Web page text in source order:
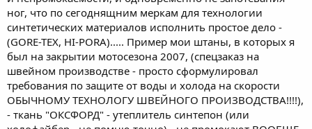
ног, что по сегоднящним меркам для технологии
синтетических материалов исполнить простое дело -
(GORE-TEX, HI-PORA)..... Пример мои штаны, в которых я
был на закрытии мотосезона 2007, (спецзаказ на
швейном производстве - просто сформулировал
требования по защите от воды и холода на скорости
ОБЫЧНОМУ ТЕХНОЛОГУ ШВЕЙНОГО ПРОИЗВОДСТВА!!!!),
- ткань "ОКСФОРД" - утеплитель синтепон (или